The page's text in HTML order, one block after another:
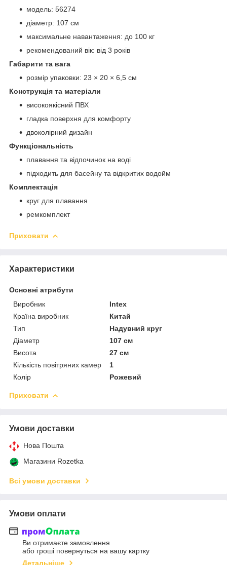
модель: 56274
діаметр: 107 см
максимальне навантаження: до 100 кг
рекомендований вік: від 3 років
Габарити та вага
розмір упаковки: 23 × 20 × 6,5 см
Конструкція та матеріали
високоякісний ПВХ
гладка поверхня для комфорту
двоколірний дизайн
Функціональність
плавання та відпочинок на воді
підходить для басейну та відкритих водойм
Комплектація
круг для плавання
ремкомплект
Приховати
Характеристики
Основні атрибути
Виробник
Intex
Країна виробник
Китай
Тип
Надувний круг
Діаметр
107 см
Висота
27 см
Кількість повітряних камер
1
Колір
Рожевий
Приховати
Умови доставки
Нова Пошта
Магазини Rozetka
Всі умови доставки
Умови оплати
Ви отримаєте замовлення
або гроші повернуться на вашу картку
Детальніше